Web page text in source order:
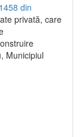
din
privată, care
Municipiul